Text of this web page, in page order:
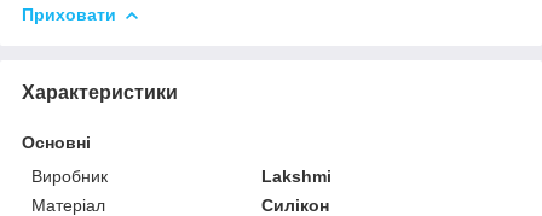
Приховати
Характеристики
Основні
Виробник
Lakshmi
Матеріал
Силікон